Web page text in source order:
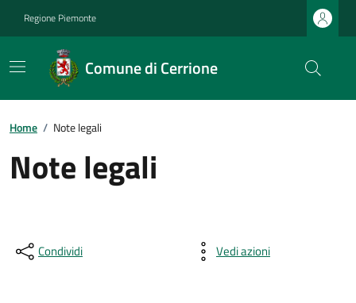
Regione Piemonte
Comune di Cerrione
Home / Note legali
Note legali
Condividi Vedi azioni